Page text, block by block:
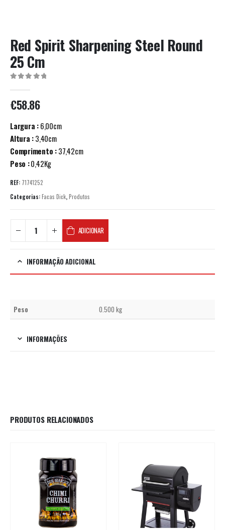
Red Spirit Sharpening Steel Round
25 Cm
€58.86
Largura :6,00cm
Altura :3,40cm
Comprimento :37,42cm
Peso :0,42Kg
REF: 71741252
Categorias:Facas Dick,Produtos
ADICIONAR
INFORMAÇÃO ADICIONAL
Peso 0.500 kg
INFORMAÇÕES
PRODUTOS RELACIONADOS